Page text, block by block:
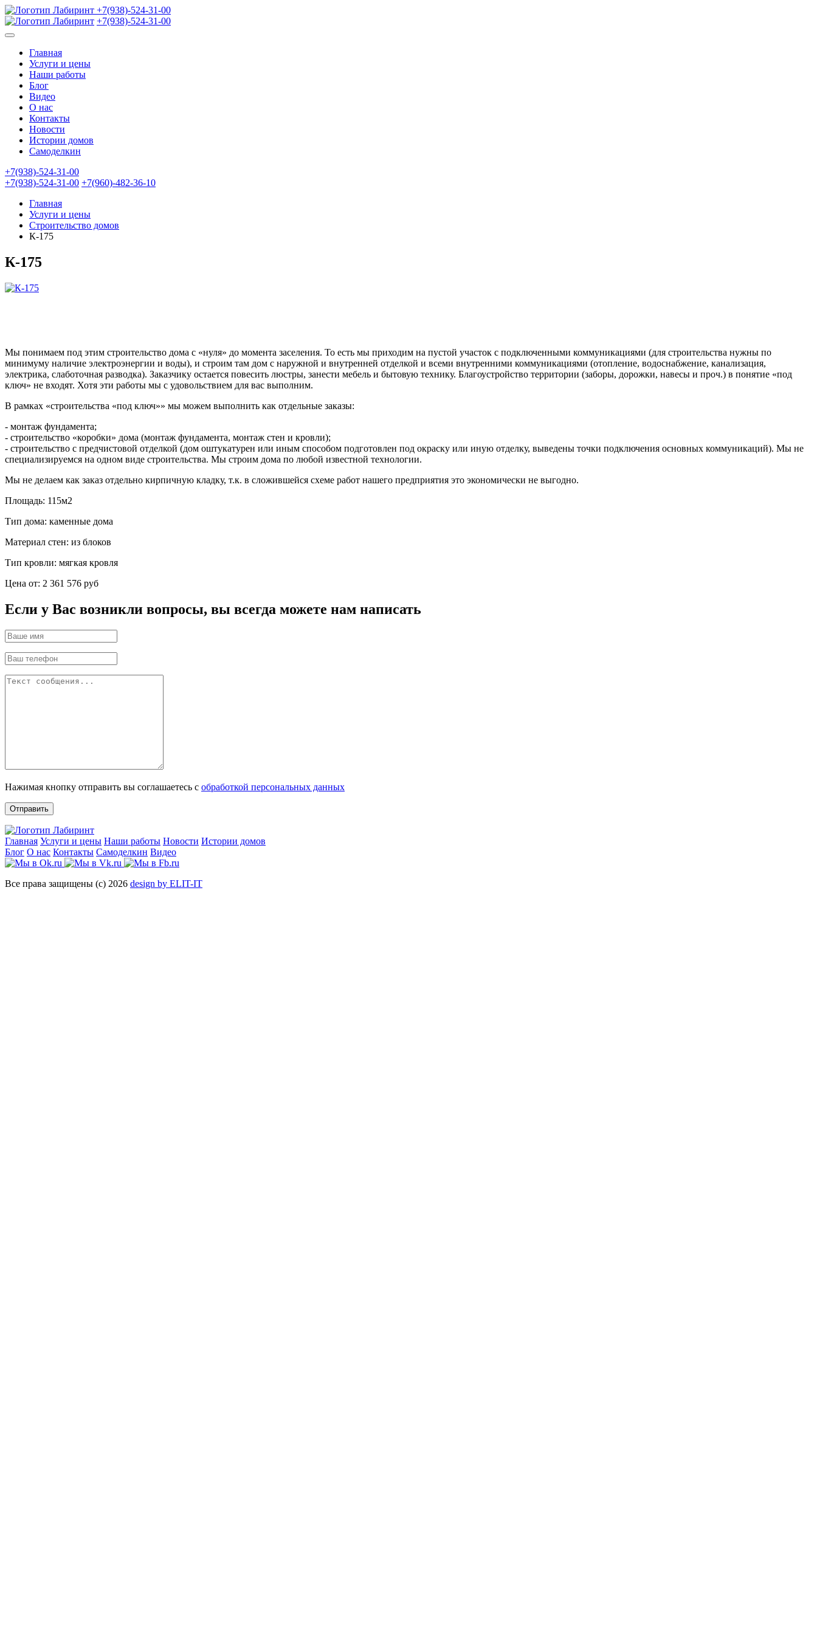
+7(938)-524-31-00
+7(938)-524-31-00
Главная
Услуги и цены
Наши работы
Блог
Видео
О нас
Контакты
Новости
Истории домов
Самоделкин
+7(938)-524-31-00
+7(938)-524-31-00 +7(960)-482-36-10
Главная
Услуги и цены
Строительство домов
К-175
К-175
Мы понимаем под этим строительство дома с «нуля» до момента заселения. То есть мы приходим на пустой участок с подключенными коммуникациями (для строительства нужны по
минимуму наличие электроэнергии и воды), и строим там дом с наружной и внутренней отделкой и всеми внутренними коммуникациями (отопление, водоснабжение, канализация,
электрика, слаботочная разводка). Заказчику остается повесить люстры, занести мебель и бытовую технику. Благоустройство территории (заборы, дорожки, навесы и проч.) в понятие «под
ключ» не входят. Хотя эти работы мы с удовольствием для вас выполним.
В рамках «строительства «под ключ»» мы можем выполнить как отдельные заказы:
- монтаж фундамента;
- строительство «коробки» дома (монтаж фундамента, монтаж стен и кровли);
- строительство с предчистовой отделкой (дом оштукатурен или иным способом подготовлен под окраску или иную отделку, выведены точки подключения основных коммуникаций). Мы не
специализируемся на одном виде строительства. Мы строим дома по любой известной технологии.
Мы не делаем как заказ отдельно кирпичную кладку, т.к. в сложившейся схеме работ нашего предприятия это экономически не выгодно.
Площадь: 115м2
Тип дома: каменные дома
Материал стен: из блоков
Тип кровли: мягкая кровля
Цена от: 2 361 576 руб
Если у Вас возникли вопросы, вы всегда можете нам написать
Нажимая кнопку отправить вы соглашаетесь с обработкой персональных данных
Отправить
Главная Услуги и цены Наши работы Новости Истории домов
Блог О нас Контакты Самоделкин Видео
Все права защищены (с) 2026 design by ELIT-IT